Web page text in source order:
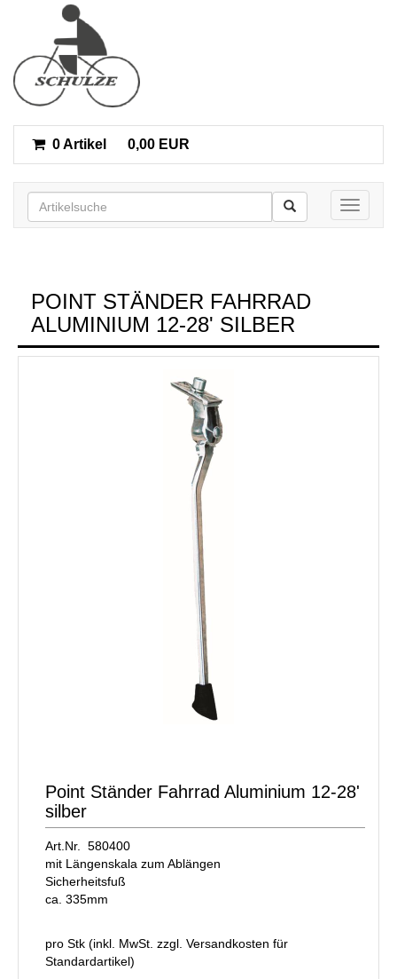
0 Artikel 0,00 EUR
Toggle
POINT STÄNDER FAHRRAD
ALUMINIUM 12-28' SILBER
Point Ständer Fahrrad Aluminium 12-28'
silber
Art.Nr. 580400
mit Längenskala zum Ablängen
Sicherheitsfuß
ca. 335mm
pro Stk (inkl. MwSt. zzgl. Versandkosten für
Standardartikel)